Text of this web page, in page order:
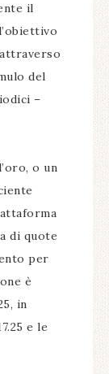
il
del
–
o un
di quote
per
è
in
e le